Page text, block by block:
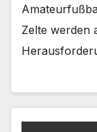
Zelte werden